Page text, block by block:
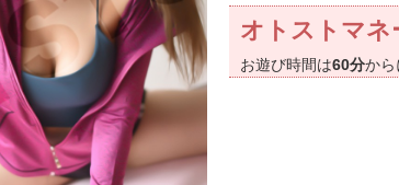
オトストマネ
お遊び時間は60分から